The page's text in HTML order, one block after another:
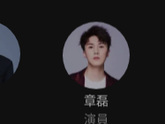
章磊
演員